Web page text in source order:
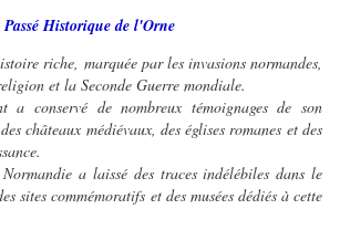
Passé Historique de l'Orne
riche, marquée par les invasions normandes,
et la Seconde Guerre mondiale.
a conservé de nombreux témoignages de son
châteaux médiévaux, des églises romanes et des
a laissé des traces indélébiles dans le
sites commémoratifs et des musées dédiés à cette